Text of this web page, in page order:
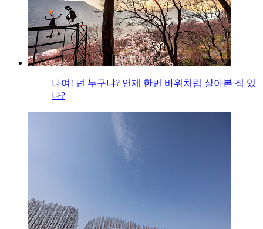
나여! 넌 누구냐? 언제 한번 바위처럼 살아본 적 있
나?